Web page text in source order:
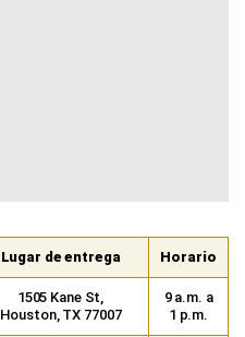
Lugar de entrega Horario
1505 Kane St,
Houston, TX 77007
9 a.m. a
1 p.m.